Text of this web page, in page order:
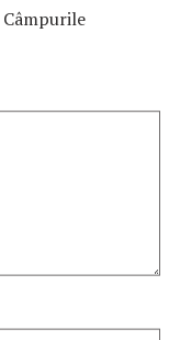
Câmpurile